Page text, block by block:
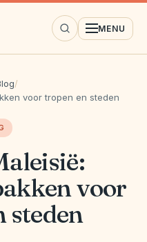
MENU
/
voor tropen en steden
voor
steden